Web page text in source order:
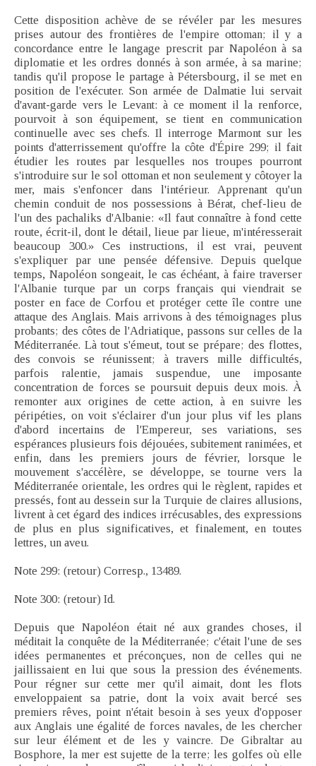
Cette disposition achève de se révéler par les mesures
prises autour des frontières de l'empire ottoman; il y a
concordance entre le langage prescrit par Napoléon à sa
diplomatie et les ordres donnés à son armée, à sa marine;
tandis qu'il propose le partage à Pétersbourg, il se met en
position de l'exécuter. Son armée de Dalmatie lui servait
d'avant-garde vers le Levant: à ce moment il la renforce,
pourvoit à son équipement, se tient en communication
continuelle avec ses chefs. Il interroge Marmont sur les
points d'atterrissement qu'offre la côte d'Épire 299; il fait
étudier les routes par lesquelles nos troupes pourront
s'introduire sur le sol ottoman et non seulement y côtoyer la
mer, mais s'enfoncer dans l'intérieur. Apprenant qu'un
chemin conduit de nos possessions à Bérat, chef-lieu de
l'un des pachaliks d'Albanie: «Il faut connaître à fond cette
route, écrit-il, dont le détail, lieue par lieue, m'intéresserait
beaucoup 300.» Ces instructions, il est vrai, peuvent
s'expliquer par une pensée défensive. Depuis quelque
temps, Napoléon songeait, le cas échéant, à faire traverser
l'Albanie turque par un corps français qui viendrait se
poster en face de Corfou et protéger cette île contre une
attaque des Anglais. Mais arrivons à des témoignages plus
probants; des côtes de l'Adriatique, passons sur celles de la
Méditerranée. Là tout s'émeut, tout se prépare; des flottes,
des convois se réunissent; à travers mille difficultés,
parfois ralentie, jamais suspendue, une imposante
concentration de forces se poursuit depuis deux mois. À
remonter aux origines de cette action, à en suivre les
péripéties, on voit s'éclairer d'un jour plus vif les plans
d'abord incertains de l'Empereur, ses variations, ses
espérances plusieurs fois déjouées, subitement ranimées, et
enfin, dans les premiers jours de février, lorsque le
mouvement s'accélère, se développe, se tourne vers la
Méditerranée orientale, les ordres qui le règlent, rapides et
pressés, font au dessein sur la Turquie de claires allusions,
livrent à cet égard des indices irrécusables, des expressions
de plus en plus significatives, et finalement, en toutes
lettres, un aveu.
Note 299: (retour) Corresp., 13489.
Note 300: (retour) Id.
Depuis que Napoléon était né aux grandes choses, il
méditait la conquête de la Méditerranée; c'était l'une de ses
idées permanentes et préconçues, non de celles qui ne
jaillissaient en lui que sous la pression des événements.
Pour régner sur cette mer qu'il aimait, dont les flots
enveloppaient sa patrie, dont la voix avait bercé ses
premiers rêves, point n'était besoin à ses yeux d'opposer
aux Anglais une égalité de forces navales, de les chercher
sur leur élément et de les y vaincre. De Gibraltar au
Bosphore, la mer est sujette de la terre; les golfes où elle